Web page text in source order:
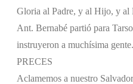
Gloria al Padre, y al Hijo, y al
Ant. Bernabé partió para
instruyeron a muchísima gente.
PRECES
Aclamemos a nuestro